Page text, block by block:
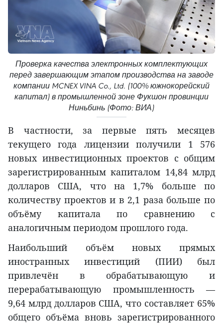
Проверка качества электронных комплектующих
перед завершающим этапом производства на заводе
компании MCNEX VINA Co., Ltd. (100% южнокорейский
капитал) в промышленной зоне Фукшон провинции
Ниньбинь (Фото: ВИА)
В частности, за первые пять месяцев
текущего года лицензии получили 1 576
новых инвестиционных проектов с общим
зарегистрированным капиталом 14,84 млрд
долларов США, что на 1,7% больше по
количеству проектов и в 2,1 раза больше по
объёму капитала по сравнению с
аналогичным периодом прошлого года.
Наибольший объём новых прямых
иностранных инвестиций (ПИИ) был
привлечён в обрабатывающую и
перерабатывающую промышленность —
9,64 млрд долларов США, что составляет 65%
общего объёма вновь зарегистрированного